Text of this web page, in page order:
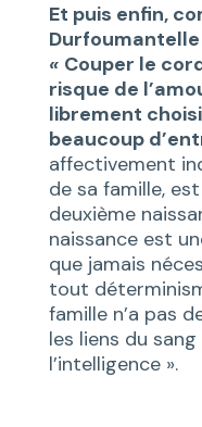
Et puis enfin,
Durfoumantelle
« Couper le
risque de
librement
beaucoup
affectivement
de sa famille,
deuxième
naissance est
que jamais
tout
famille n’a pas
les liens du
l’intelligence ».